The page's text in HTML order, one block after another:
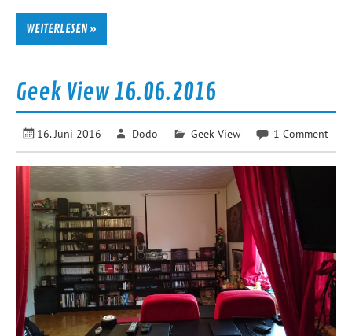
WEITERLESEN »
Geek View 16.06.2016
16. Juni 2016 Dodo Geek View 1 Comment